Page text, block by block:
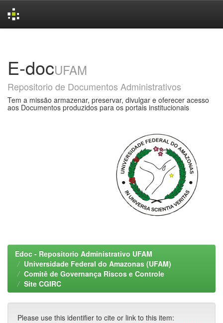
E-docUFAM
Repositorio de Documentos Administrativos
Tem a missão armazenar, preservar, divulgar e oferecer acesso
aos Documentos produzidos para os portais institucionais
Edoc - Repositorio Administrativo UFAM
Universidade Federal do Amazonas (UFAM)
Comitê de Governança Riscos e Controle
Site CGIRC
Please use this identifier to cite or link to this item: